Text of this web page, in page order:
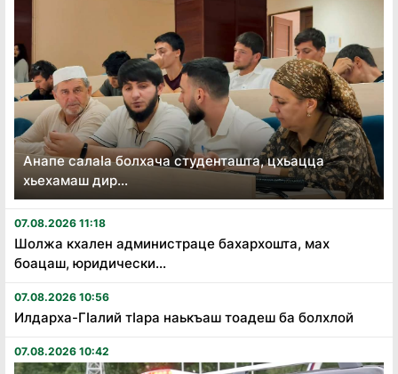
Анапе салаӏа болхача студенташта, цхьацца
хьехамаш дир...
07.08.2026 11:18
Шолжа кхален администраце бахархошта, мах
боацаш, юридически...
07.08.2026 10:56
Илдарха-Гӏалий тӏара наькъаш тоадеш ба болхлой
07.08.2026 10:42